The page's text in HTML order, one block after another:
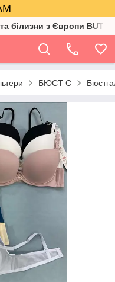
білизни з Європи BUTIK
БЮСТ C